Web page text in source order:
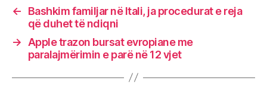
←
Bashkim familjar në Itali, ja procedurat e reja
që duhet të ndiqni
→
Apple trazon bursat evropiane me
paralajmërimin e parë në 12 vjet